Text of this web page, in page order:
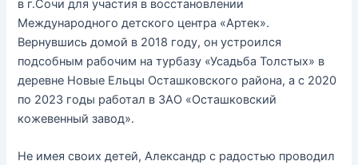
в г.Сочи для участия в восстановлении
Международного детского центра «Артек».
Вернувшись домой в 2018 году, он устроился
подсобным рабочим на турбазу «Усадьба Толстых» в
деревне Новые Ельцы Осташковского района, а с 2020
по 2023 годы работал в ЗАО «Осташковский
кожевенный завод».
Не имея своих детей, Александр с радостью проводил